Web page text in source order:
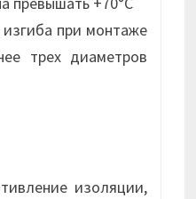
при монтаже
трех диаметров
изоляции,